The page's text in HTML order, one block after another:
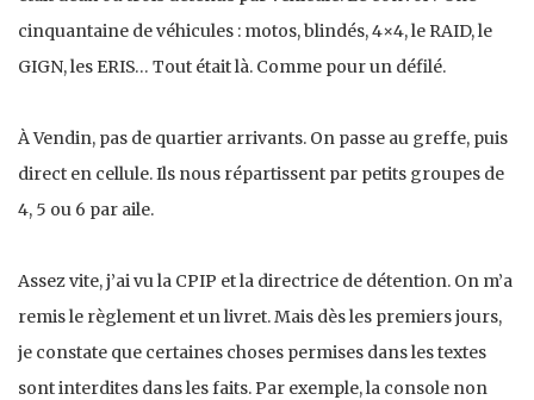
cinquantaine de véhicules : motos, blindés, 4×4, le RAID, le
GIGN, les ERIS… Tout était là. Comme pour un défilé.
À Vendin, pas de quartier arrivants. On passe au greffe, puis
direct en cellule. Ils nous répartissent par petits groupes de
4, 5 ou 6 par aile.
Assez vite, j’ai vu la CPIP et la directrice de détention. On m’a
remis le règlement et un livret. Mais dès les premiers jours,
je constate que certaines choses permises dans les textes
sont interdites dans les faits. Par exemple, la console non